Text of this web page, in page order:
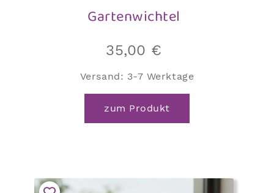
Gartenwichtel
35,00 €
Versand: 3-7 Werktage
zum Produkt